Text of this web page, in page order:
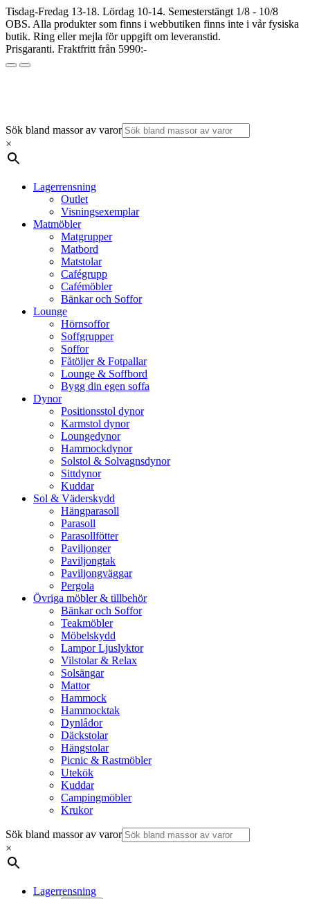
Tisdag-Fredag 13-18. Lördag 10-14. Semesterstängt 1/8 - 10/8
OBS. Alla produkter som finns i webbutiken finns inte i vår fysiska
butik. Ring eller mejla för uppgift om leveranstid.
Prisgaranti. Fraktfritt från 5990:-
Sök bland massor av varor
×
Lagerrensning
Outlet
Visningsexemplar
Matmöbler
Matgrupper
Matbord
Matstolar
Cafégrupp
Cafémöbler
Bänkar och Soffor
Lounge
Hörnsoffor
Soffgrupper
Soffor
Fåtöljer & Fotpallar
Lounge & Soffbord
Bygg din egen soffa
Dynor
Positionsstol dynor
Karmstol dynor
Loungedynor
Hammockdynor
Solstol & Solvagnsdynor
Sittdynor
Kuddar
Sol & Väderskydd
Hängparasoll
Parasoll
Parasollfötter
Paviljonger
Paviljongtak
Paviljongväggar
Pergola
Övriga möbler & tillbehör
Bänkar och Soffor
Teakmöbler
Möbelskydd
Lampor Ljuslyktor
Vilstolar & Relax
Solsängar
Mattor
Hammock
Hammocktak
Dynlådor
Däckstolar
Hängstolar
Picnic & Rastmöbler
Utekök
Kuddar
Campingmöbler
Krukor
Sök bland massor av varor
×
Lagerrensning